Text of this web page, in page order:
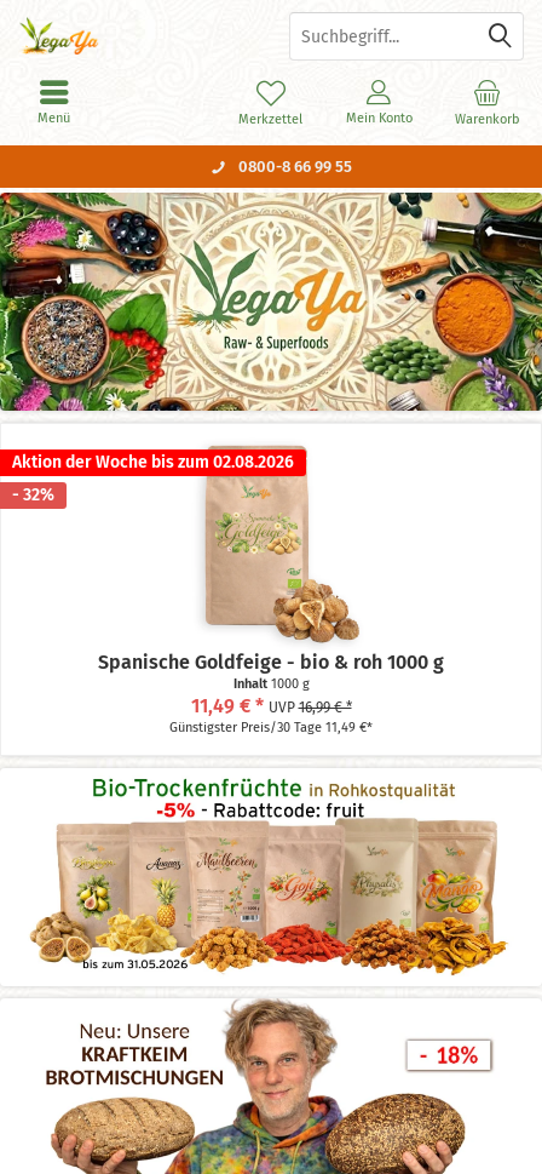
0800-8 66 99 55
Warenkorb
Merkzettel Mein Konto
Menü
Aktion der Woche bis zum 02.08.2026
- 32%
Spanische Goldfeige - bio & roh 1000 g
Inhalt 1000 g
11,49 € * UVP16,99 € *
Günstigster Preis/30 Tage 11,49 €*